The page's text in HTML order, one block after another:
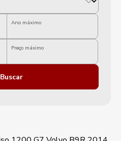
Ano máximo
Preço máximo
Buscar